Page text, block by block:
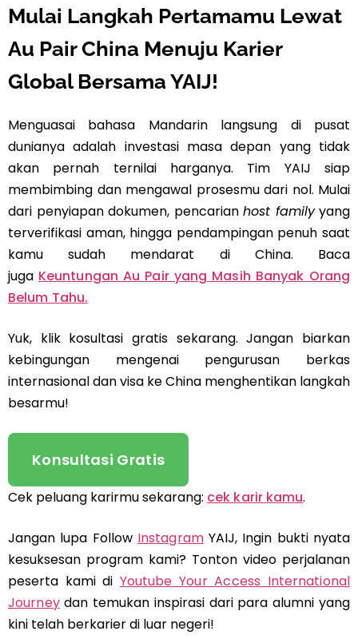
Mulai Langkah Pertamamu Lewat
Au Pair China Menuju Karier
Global Bersama YAIJ!
Menguasai bahasa Mandarin langsung di pusat
dunianya adalah investasi masa depan yang tidak
akan pernah ternilai harganya. Tim YAIJsiap
membimbing dan mengawal prosesmu dari nol. Mulai
dari penyiapan dokumen, pencarian host familyyang
terverifikasi aman, hingga pendampingan penuh saat
kamu sudah mendarat di China. Baca
juga Keuntungan Au Pair yang Masih Banyak Orang
Belum Tahu.
Yuk, klik kosultasi gratis sekarang. Jangan biarkan
kebingungan mengenai pengurusan berkas
internasional dan visa ke China menghentikan langkah
besarmu!
Konsultasi Gratis
Cek peluang karirmu sekarang: cek karir kamu.
Jangan lupa Follow InstagramYAIJ, Ingin bukti nyata
kesuksesan program kami? Tonton video perjalanan
peserta kami di Youtube Your Access International
Journey dan temukan inspirasi dari para alumni yang
kini telah berkarier di luar negeri!